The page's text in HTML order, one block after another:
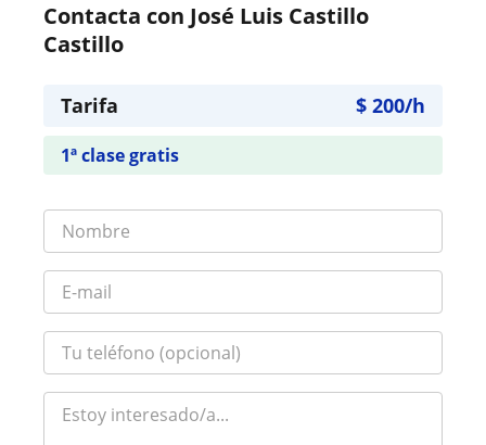
Contacta con José Luis Castillo
Castillo
Tarifa $ 200/h
1ª clase gratis